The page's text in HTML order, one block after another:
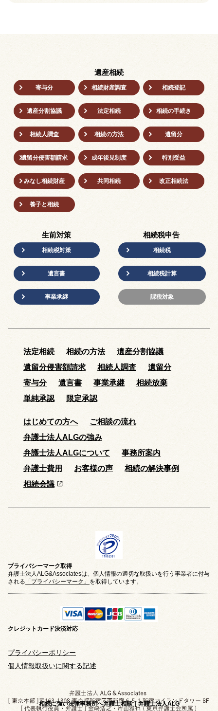
相続に強い法律事務所へ弁護士相談｜弁護士法人ALG
遺産相続
寄与分 相続財産調査 相続登記
遺産分割協議 法定相続 相続の⼿続き
相続人調査 相続の方法 遺留分
遺留分侵害額請求 成年後⾒制度 特別受益
みなし相続財産 共同相続 改正相続法
養子と相続
生前対策
相続税対策
遺言書
事業承継
相続税申告
相続税
相続税計算
課税対象
法定相続 相続の方法
遺産分割協議
遺留分侵害額請求
相続人調査
遺留分
寄与分
遺言書 事業承継
相続放棄
単純承認
限定承認
はじめての方へ
ご相談の流れ
弁護士法人ALGの強み
弁護士法人ALGについて
事務所案内
弁護士費用
お客様の声
相続の解決事例
相続会議
プライバシーマーク取得
弁護士法人ALG&Associatesは、個人情報の適切な取扱いを行う事業者に付与
される 「プライバシーマーク」 を取得しています。
クレジットカード決済対応
プライバシーポリシー
個人情報取扱いに関する記述